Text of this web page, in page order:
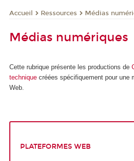
Accueil Ressources Médias
Médias numériques
Cette rubrique présente les productions de
technique créées spécifiquement pour une
Web.
PLATEFORMES WEB